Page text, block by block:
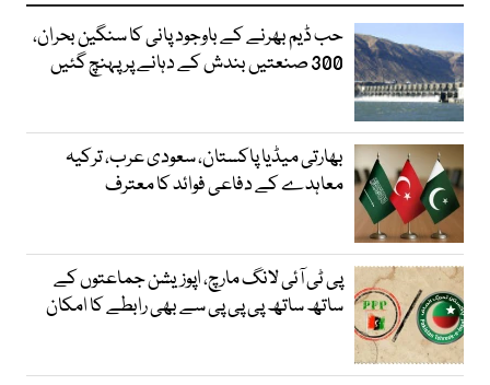
حب ڈیم بھرنے کے باوجود پانی کا سنگین بحران،
300 صنعتیں بندش کے دہانے پر پہنچ گئیں
بھارتی میڈیا پاکستان، سعودی عرب، ترکیہ
معاہدے کے دفاعی فوائد کا معترف
پی ٹی آئی لانگ مارچ، اپوزیشن جماعتوں کے
ساتھ ساتھ پی پی پی سے بھی رابطے کا امکان